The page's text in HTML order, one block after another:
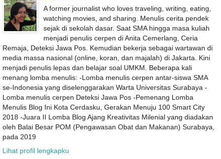
A former journalist who loves traveling, writing, eating,
watching movies, and sharing. Menulis cerita pendek
sejak di sekolah dasar. Saat SMA hingga masa kuliah
menjadi penulis cerpen di Anita Cemerlang, Ceria
Remaja, Deteksi Jawa Pos. Kemudian bekerja sebagai wartawan di
media massa nasional (online, koran, dan majalah) di Jakarta. Kini
menjadi penulis lepas dan belajar soal UMKM. Beberapa kali
menang lomba menulis: -Lomba menulis cerpen antar-siswa SMA
se-Indonesia yang diselenggarakan Warta Universitas Surabaya -
Lomba menulis cerpen Deteksi Jawa Pos -Pemenang Lomba
Menulis Blog Ini Kota Cerdasku, Gerakan Menuju 100 Smart City
2018 -Juara II Lomba Blog Ajang Kreativitas Milenial yang diadakan
oleh Balai Besar POM (Pengawasan Obat dan Makanan) Surabaya,
pada 2019
Lihat profil lengkapku